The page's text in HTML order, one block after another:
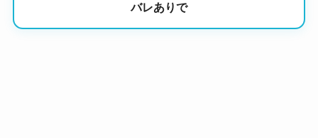
バレありで